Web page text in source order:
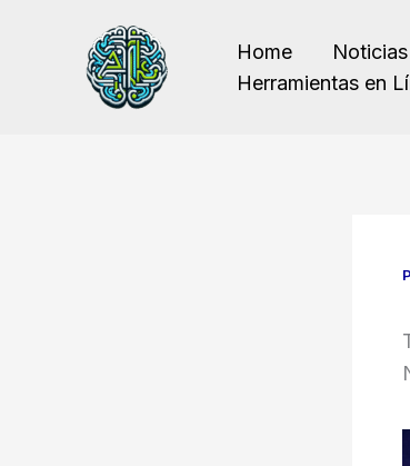
contenido
Home Noticias
Herramientas en